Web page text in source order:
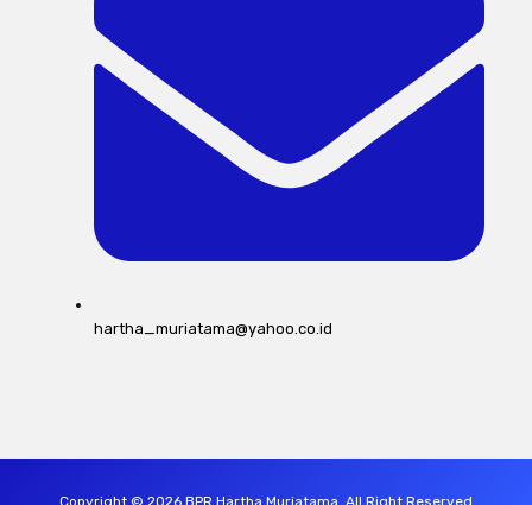
hartha_muriatama@yahoo.co.id
Copyright © 2026 BPR Hartha Muriatama. All Right Reserved